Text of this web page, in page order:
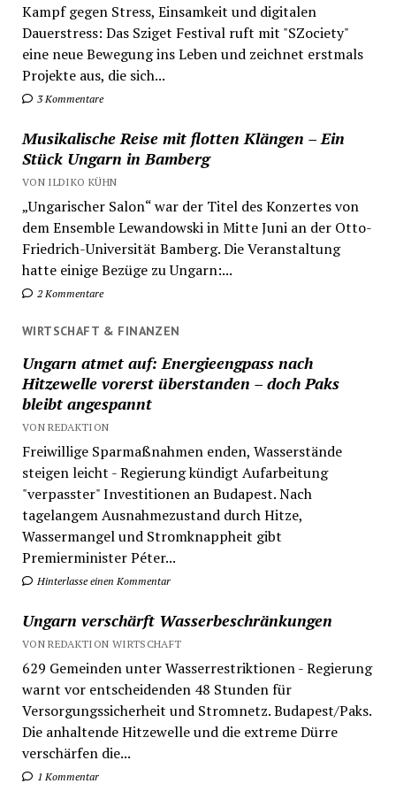
Kampf gegen Stress, Einsamkeit und digitalen
Dauerstress: Das Sziget Festival ruft mit "SZociety"
eine neue Bewegung ins Leben und zeichnet erstmals
Projekte aus, die sich...
3 Kommentare
Musikalische Reise mit flotten Klängen – Ein
Stück Ungarn in Bamberg
VON ILDIKO KÜHN
„Ungarischer Salon“ war der Titel des Konzertes von
dem Ensemble Lewandowski in Mitte Juni an der Otto-
Friedrich-Universität Bamberg. Die Veranstaltung
hatte einige Bezüge zu Ungarn:...
2 Kommentare
WIRTSCHAFT & FINANZEN
Ungarn atmet auf: Energieengpass nach
Hitzewelle vorerst überstanden – doch Paks
bleibt angespannt
VON REDAKTION
Freiwillige Sparmaßnahmen enden, Wasserstände
steigen leicht - Regierung kündigt Aufarbeitung
"verpasster" Investitionen an Budapest. Nach
tagelangem Ausnahmezustand durch Hitze,
Wassermangel und Stromknappheit gibt
Premierminister Péter...
Hinterlasse einen Kommentar
Ungarn verschärft Wasserbeschränkungen
VON REDAKTION WIRTSCHAFT
629 Gemeinden unter Wasserrestriktionen - Regierung
warnt vor entscheidenden 48 Stunden für
Versorgungssicherheit und Stromnetz. Budapest/Paks.
Die anhaltende Hitzewelle und die extreme Dürre
verschärfen die...
1 Kommentar